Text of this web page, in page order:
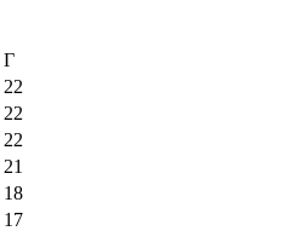
Г
22
22
22
21
18
17